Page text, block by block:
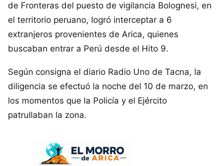
de Fronteras del puesto de vigilancia Bolognesi, en
el territorio peruano, logró interceptar a 6
extranjeros provenientes de Arica, quienes
buscaban entrar a Perú desde el Hito 9.
Según consigna el diario Radio Uno de Tacna, la
diligencia se efectuó la noche del 10 de marzo, en
los momentos que la Policía y el Ejército
patrullaban la zona.